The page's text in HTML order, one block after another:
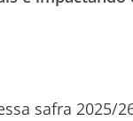
safra 2025/